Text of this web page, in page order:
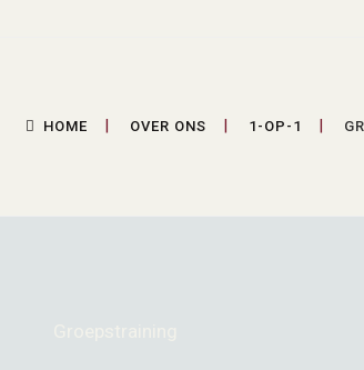
HOME OVER ONS 1-OP-1